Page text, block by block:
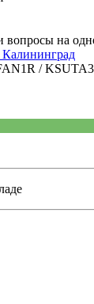
на
Калининград
/